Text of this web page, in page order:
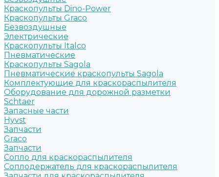
Краскопульты Dino-Power
Краскопульты Graco
Безвоздушные
Электрические
Краскопульты Italco
Пневматические
Краскопульты Sagola
Пневматические краскопульты Sagola
Комплектующие для краскораспылителя
Оборудование для дорожной разметки
Schtaer
Запасные части
Hyvst
Запчасти
Graco
Запчасти
Сопло для краскораспылителя
Соплодержатель для краскораспылителя